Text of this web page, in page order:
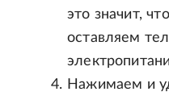
это значит,
оставляем
Нажимаем и